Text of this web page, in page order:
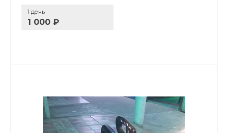
1 день
1 000 ₽